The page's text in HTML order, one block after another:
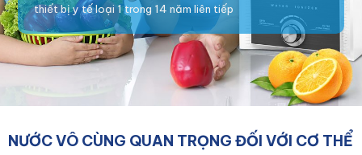
thiết bị y tế loại 1 trong 14 năm liên tiếp
NƯỚC VÔ CÙNG QUAN TRỌNG ĐỐI VỚI CƠ THỂ